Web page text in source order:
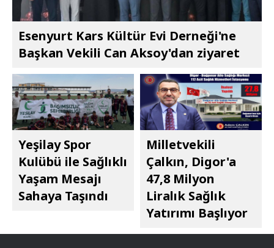
Esenyurt Kars Kültür Evi Derneği'ne
Başkan Vekili Can Aksoy'dan ziyaret
Yeşilay Spor
Kulübü ile Sağlıklı
Yaşam Mesajı
Sahaya Taşındı
Milletvekili
Çalkın, Digor'a
47,8 Milyon
Liralık Sağlık
Yatırımı Başlıyor